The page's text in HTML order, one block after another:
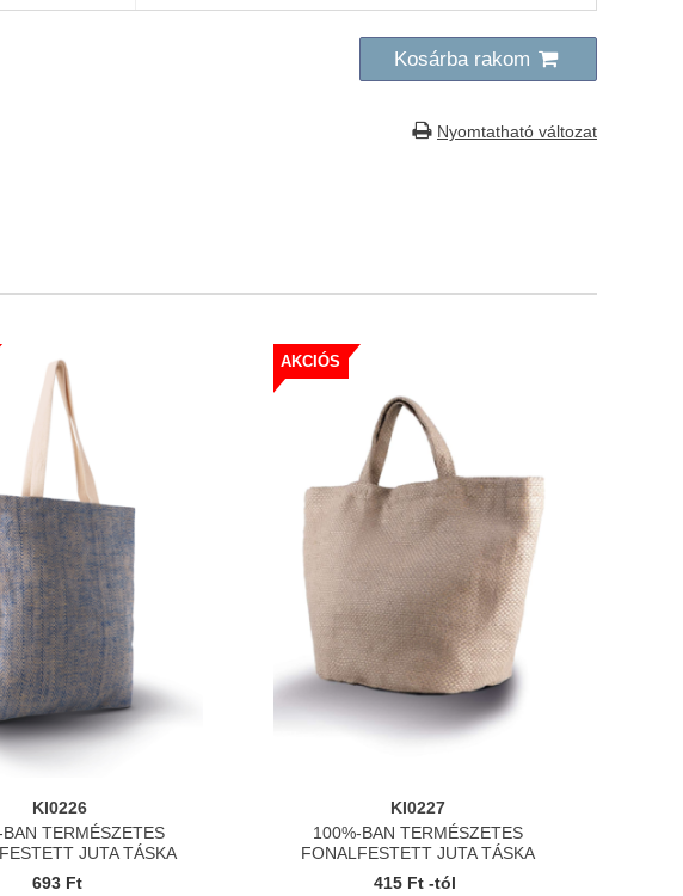
Kosárba rakom
Nyomtatható változat
KI0226
TERMÉSZETES
JUTA TÁSKA
693 Ft
AKCIÓS
KI0227
100%-BAN TERMÉSZETES
FONALFESTETT JUTA TÁSKA
415 Ft -tól